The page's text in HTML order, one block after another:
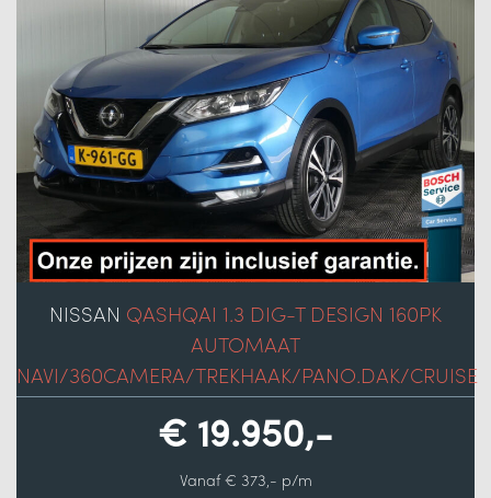
NISSAN QASHQAI 1.3 DIG-T DESIGN 160PK
AUTOMAAT
NAVI/360CAMERA/TREKHAAK/PANO.DAK/CRUISE
€ 19.950,-
Vanaf € 373,- p/m